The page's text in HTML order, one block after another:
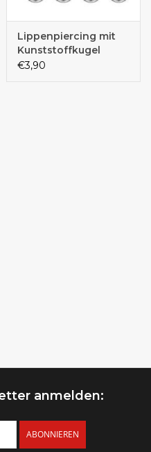
Lippenpiercing mit
Kunststoffkugel
€3,90
anmelden:
ABONNIEREN